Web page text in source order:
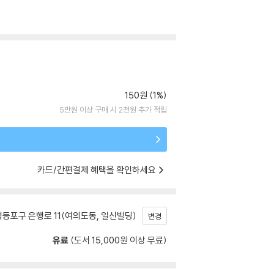
150원 (1%)
5만원 이상 구매 시 2천원 추가 적립
카드/간편결제 혜택을 확인하세요
포구 은행로 11(여의도동, 일신빌딩) 변경
유료 (도서 15,000원 이상 무료)